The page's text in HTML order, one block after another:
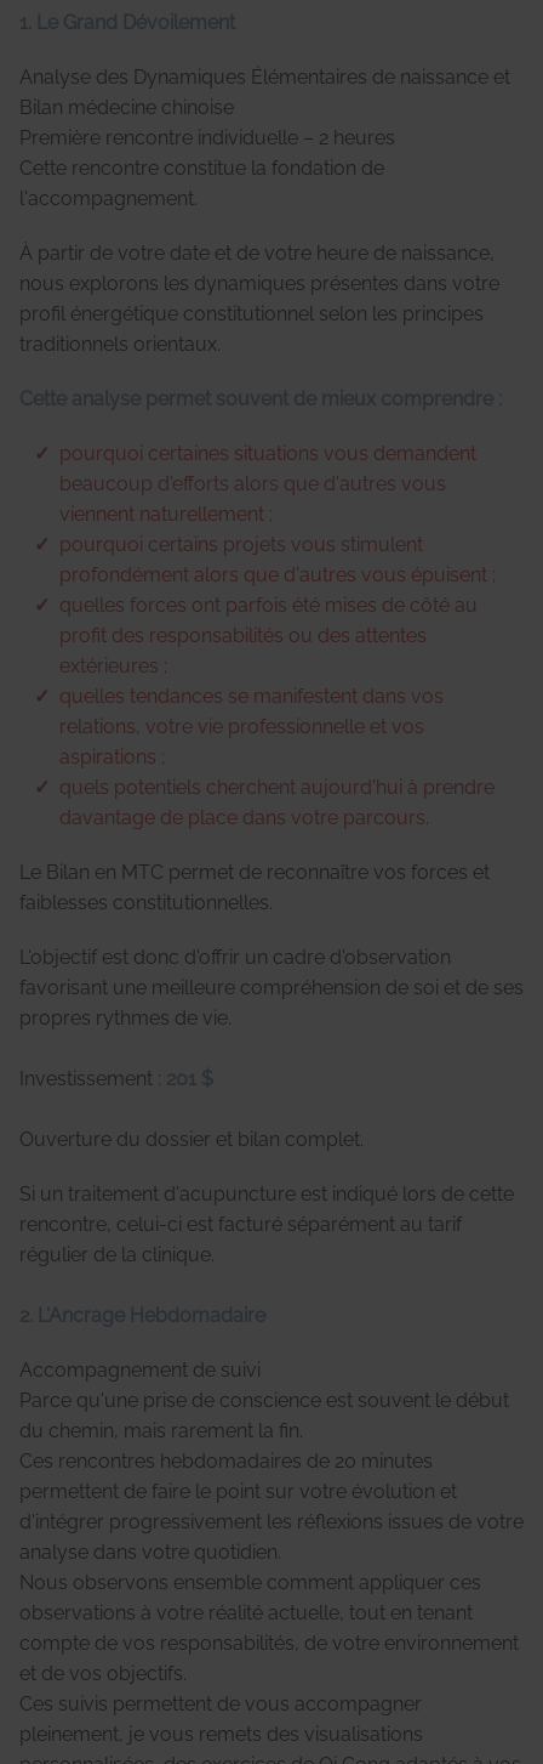
1. Le Grand Dévoilement
Analyse des Dynamiques Élémentaires de naissance et
Bilan médecine chinoise
Première rencontre individuelle – 2 heures
Cette rencontre constitue la fondation de
l'accompagnement.
À partir de votre date et de votre heure de naissance,
nous explorons les dynamiques présentes dans votre
profil énergétique constitutionnel selon les principes
traditionnels orientaux.
Cette analyse permet souvent de mieux comprendre :
pourquoi certaines situations vous demandent
beaucoup d'efforts alors que d'autres vous
viennent naturellement ;
pourquoi certains projets vous stimulent
profondément alors que d'autres vous épuisent ;
quelles forces ont parfois été mises de côté au
profit des responsabilités ou des attentes
extérieures ;
quelles tendances se manifestent dans vos
relations, votre vie professionnelle et vos
aspirations ;
quels potentiels cherchent aujourd'hui à prendre
davantage de place dans votre parcours.
Le Bilan en MTC permet de reconnaître vos forces et
faiblesses constitutionnelles.
L'objectif est donc d'offrir un cadre d'observation
favorisant une meilleure compréhension de soi et de ses
propres rythmes de vie.
Investissement : 201 $
Ouverture du dossier et bilan complet.
Si un traitement d'acupuncture est indiqué lors de cette
rencontre, celui-ci est facturé séparément au tarif
régulier de la clinique.
2. L'Ancrage Hebdomadaire
Accompagnement de suivi
Parce qu'une prise de conscience est souvent le début
du chemin, mais rarement la fin.
Ces rencontres hebdomadaires de 20 minutes
permettent de faire le point sur votre évolution et
d'intégrer progressivement les réflexions issues de votre
analyse dans votre quotidien.
Nous observons ensemble comment appliquer ces
observations à votre réalité actuelle, tout en tenant
compte de vos responsabilités, de votre environnement
et de vos objectifs.
Ces suivis permettent de vous accompagner
pleinement, je vous remets des visualisations